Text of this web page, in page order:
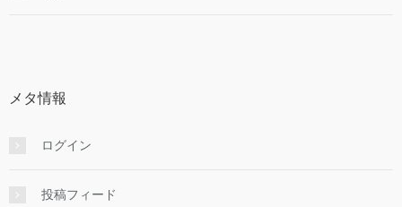
メタ情報
ログイン
投稿フィード